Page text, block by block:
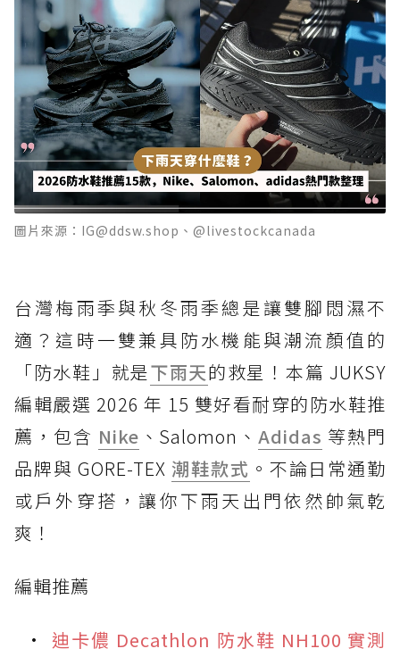
圖片來源：IG@ddsw.shop、@livestockcanada
台灣梅雨季與秋冬雨季總是讓雙腳悶濕不
適？這時一雙兼具防水機能與潮流顏值的
「防水鞋」就是下雨天的救星！本篇 JUKSY
編輯嚴選 2026 年 15 雙好看耐穿的防水鞋推
薦，包含 Nike 、Salomon、Adidas 等熱門
品牌與 GORE-TEX 潮鞋款式 。不論日常通勤
或戶外穿搭，讓你下雨天出門依然帥氣乾
爽！
編輯推薦
迪卡儂 Decathlon 防水鞋 NH100 實測